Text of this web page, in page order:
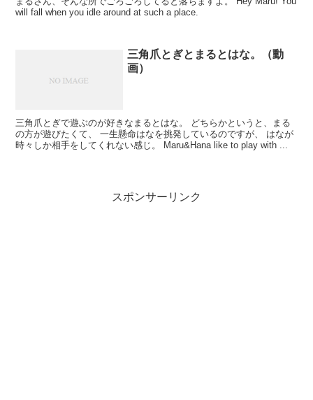
will fall when you idle around at such a place.
三角爪とぎとまるとはな。（動
画）
三角爪とぎで遊ぶのが好きなまるとはな。 どちらかというと、まる
の方が遊びたくて、 一生懸命はなを挑発しているのですが、 はなが
時々しか相手をしてくれない感じ。 Maru&Hana like to play with ...
スポンサーリンク